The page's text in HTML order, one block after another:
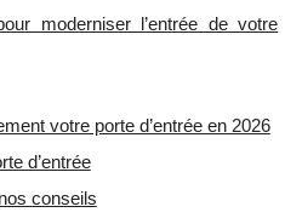
moderniser l’entrée de votre
votre porte d’entrée en 2026
d’entrée
conseils